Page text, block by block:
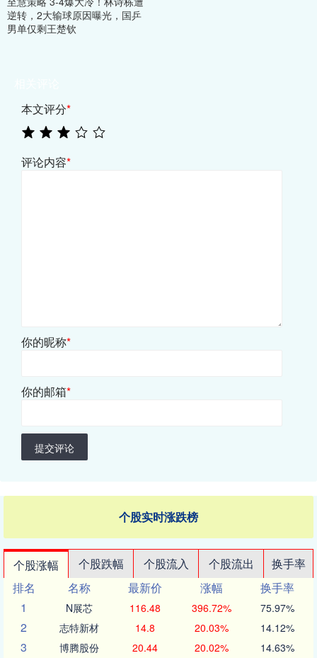
逆转，2大输球原因曝光，国乒
男单仅剩王楚钦
本文评分*
评论内容*
你的昵称*
你的邮箱*
提交评论
个股实时涨跌榜
个股涨幅 个股跌幅 个股流入 个股流出
换手率
排名
名称 最新价 涨幅
换手率
1
N展芯 116.48 396.72% 75.97%
2 志特新材 14.8 20.03% 14.12%
3 博腾股份 20.44 20.02% 14.63%